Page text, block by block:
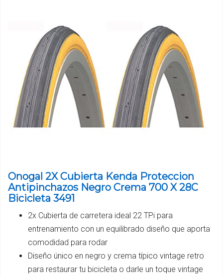
Onogal 2X Cubierta Kenda Proteccion
Antipinchazos Negro Crema 700 X 28C
Bicicleta 3491
2x Cubierta de carretera ideal 22 TPi para
entrenamiento con un equilibrado diseño que aporta
comodidad para rodar
Diseño único en negro y crema típico vintage retro
para restaurar tu bicicleta o darle un toque vintage